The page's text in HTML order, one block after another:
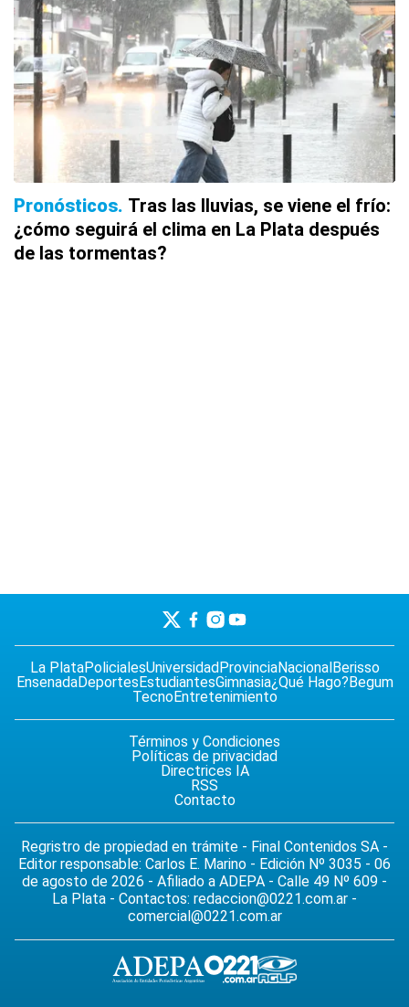
Pronósticos Tras las lluvias, se viene el frío:
¿cómo seguirá el clima en La Plata después
de las tormentas?
La PlataPolicialesUniversidad ProvinciaNacional Berisso
EnsenadaDeportes EstudiantesGimnasia¿Qué Hago? Begum
TecnoEntretenimiento
Términos y Condiciones
Políticas de privacidad
Directrices IA
RSS
Contacto
Regristro de propiedad en trámite - Final Contenidos SA -
Editor responsable: Carlos E. Marino - Edición Nº 3035 - 06
de agosto de 2026 - Afiliado a ADEPA - Calle 49 Nº 609 -
La Plata - Contactos: redaccion@0221.com.ar -
comercial@0221.com.ar